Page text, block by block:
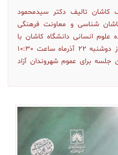
كاشان تاليف دكتر سيدمحمود
شناسی و معاونت فرهنگی
علوم انسانی دانشگاه کاشان با
حضور مولف و صاحب نظران روز دوشنبه 22 آذرماه ساعت 10:30
برای عموم شهروندان آزاد